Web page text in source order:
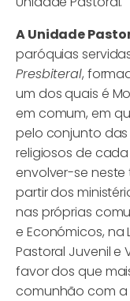
A Unidade
paróquias
Presbiteral,
um dos quais é
em comum, em
pelo conjunto das
religiosos de
envolver-se neste
partir dos
nas próprias
e Económicos, na
Pastoral Juvenil e
favor dos que
comunhão com a